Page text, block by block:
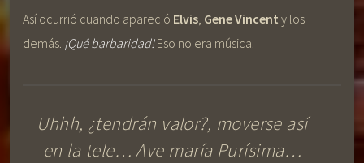
Así ocurrió cuando apareció Elvis Gene Vincent y los
demás. ¡Qué barbaridad!Eso no era música.
Uhhh, ¿tendrán valor?, moverse así
en la tele… Ave maría Purísima…